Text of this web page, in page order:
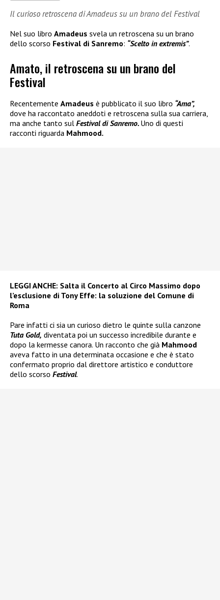
Il curioso retroscena di Amadeus su un brano del Festival
Nel suo libro Amadeus svela un retroscena su un brano
dello scorso Festival di Sanremo: “Scelto in extremis”.
Amato, il retroscena su un brano del
Festival
Recentemente Amadeus è pubblicato il suo libro “Ama”,
dove ha raccontato aneddoti e retroscena sulla sua carriera,
ma anche tanto sul Festival di Sanremo. Uno di questi
racconti riguarda Mahmood.
LEGGI ANCHE: Salta il Concerto al Circo Massimo dopo
l’esclusione di Tony Effe: la soluzione del Comune di
Roma
Pare infatti ci sia un curioso dietro le quinte sulla canzone
Tuta Gold, diventata poi un successo incredibile durante e
dopo la kermesse canora. Un racconto che già Mahmood
aveva fatto in una determinata occasione e che è stato
confermato proprio dal direttore artistico e conduttore
dello scorso Festival.